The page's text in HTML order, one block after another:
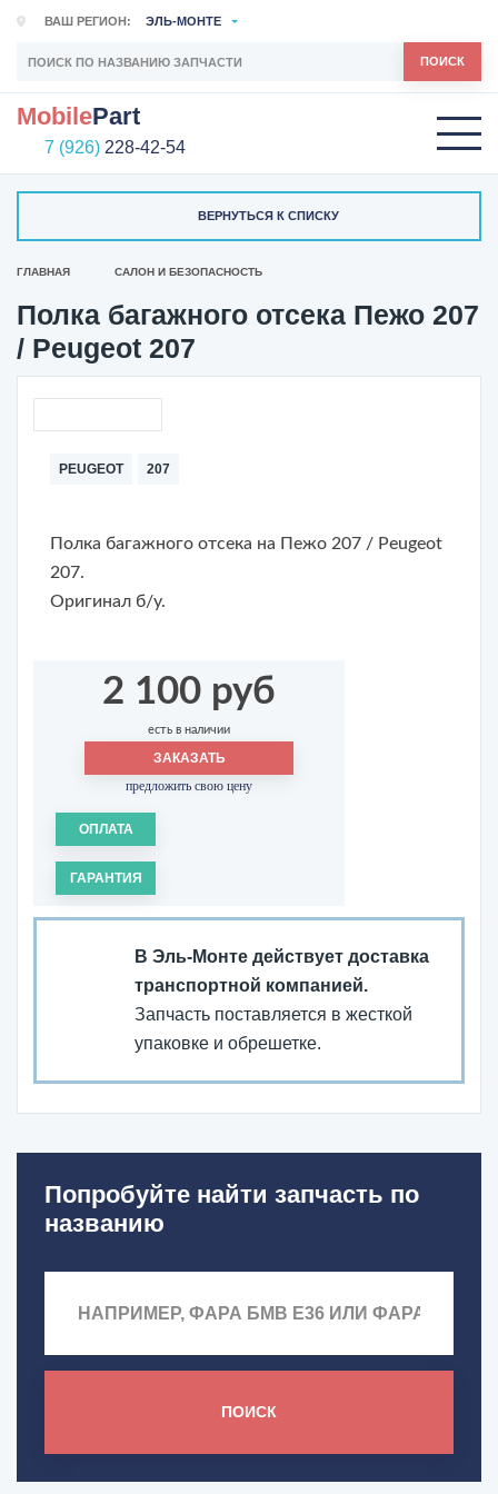
ВАШ РЕГИОН: ЭЛЬ-МОНТЕ
ПОИСК
MobilePart
7 (926) 228-42-54
ВЕРНУТЬСЯ К СПИСКУ
ГЛАВНАЯ САЛОН И БЕЗОПАСНОСТЬ
Полка багажного отсека Пежо 207
/ Peugeot 207
PEUGEOT 207
Полка багажного отсека на Пежо 207 / Peugeot
207.
Оригинал б/у.
2 100 руб
есть в наличии
ЗАКАЗАТЬ
предложить свою цену
ОПЛАТА
ГАРАНТИЯ
В Эль-Монте действует доставка
транспортной компанией.
Запчасть поставляется в жесткой
упаковке и обрешетке.
Попробуйте найти запчасть по
названию
ПОИСК